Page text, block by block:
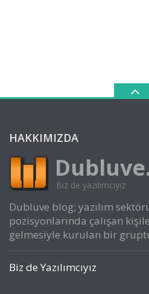
HAKKIMIZDA
Biz de yazılımcıyız
Dubluve blog; yazılım
pozisyonlarında çalışan
gelmesiyle kurulan bir
Biz de Yazılımcıyız